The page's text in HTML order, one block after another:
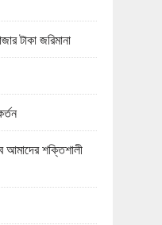
টাকা জরিমানা
আমাদের শক্তিশালী